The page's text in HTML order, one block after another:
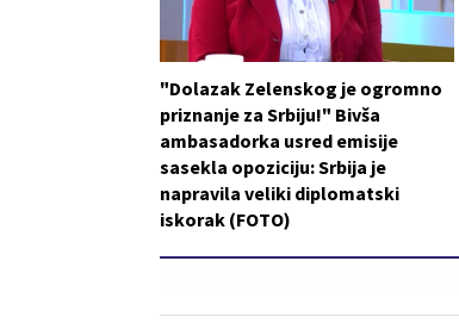
"Dolazak Zelenskog je ogromno
priznanje za Srbiju!" Bivša
ambasadorka usred emisije
sasekla opoziciju: Srbija je
napravila veliki diplomatski
iskorak (FOTO)